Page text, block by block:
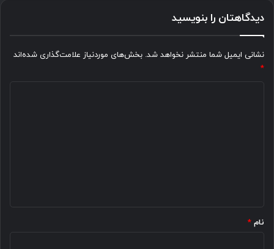
دیدگاهتان را بنویسید
نشانی ایمیل شما منتشر نخواهد شد. بخش‌های موردنیاز علامت‌گذاری شده‌اند
*
نام *